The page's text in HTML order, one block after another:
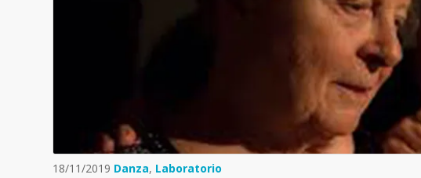
18/11/2019 Danza, Laboratorio